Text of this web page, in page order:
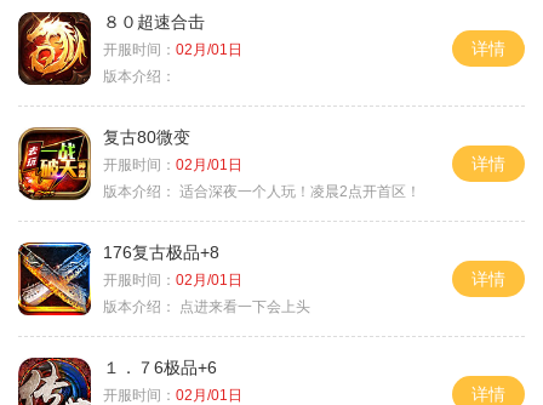
８０超速合击
开服时间： 02月/01日
版本介绍：
详情
复古80微变
开服时间： 02月/01日
版本介绍： 适合深夜一个人玩！凌晨2点开首区！
详情
176复古极品+8
开服时间： 02月/01日
版本介绍：
点进来看一下会上头
详情
１．７6极品+6
开服时间： 02月/01日
详情